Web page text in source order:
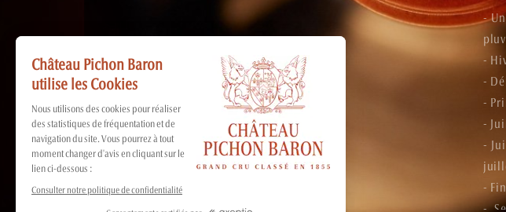
-
-
-
-
-
-
-
-